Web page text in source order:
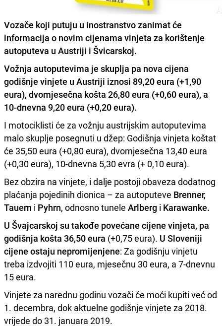
Vozače koji putuju u inostranstvo zanimat će
informacija o novim cijenama vinjeta za korištenje
autoputeva u Austriji i Švicarskoj.
Vožnja autoputevima je skuplja pa nova cijena
godišnje vinjete u Austriji iznosi 89,20 eura (+1,90
eura), dvomjesečna košta 26,80 eura (+0,60 eura), a
10-dnevna 9,20 eura (+0,20 eura).
I motociklisti će za vožnju austrijskim autoputevima
malo skuplje posegnuti u džep: Godišnja vinjeta koštat
će 35,50 eura (+0,80 eura), dvomjesečna 13,40 eura
(+0,30 eura), 10-dnevna 5,30 evra (+ 0,10 eura).
Bez obzira na vinjete, i dalje postoji obaveza dodatnog
plaćanja pojedinih dionica – za autoputeve Brenner,
Tauern i Pyhrn, odnosno tunele Arlberg i Karawanke.
U Švajcarskoj su takođe povećane cijene vinjeta, pa
godišnja košta 36,50 eura (+0,75 eura). U Sloveniji
cijene ostaju nepromijenjene: Za godišnju vinjetu
treba izdvojiti 110 eura, mjesečnu 30 eura, a 7-dnevnu
15 eura.
Vinjete za narednu godinu vozači će moći kupiti već od
1. decembra, dok aktuelne godišnje vinjete za 2018.
vrijede do 31. januara 2019.